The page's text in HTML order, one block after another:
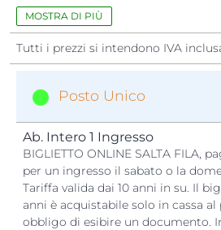
immergersi con il proprio animale
mondo diformazione,
adozioni,rispetto,shopping e
educativo.
Se vuoi scoprire di piu sulla nostra
il video di riassunto dell edizione
MOSTRA DI PIÙ
Tutti i prezzi si intendono IVA
Posto Unico
Ab. Intero 1 Ingresso
BIGLIETTO ONLINE SALTA FILA,
per un ingresso il sabato o la
Tariffa valida dai 10 anni in su. Il
anni è acquistabile solo in cassa al
obbligo di esibire un documento.